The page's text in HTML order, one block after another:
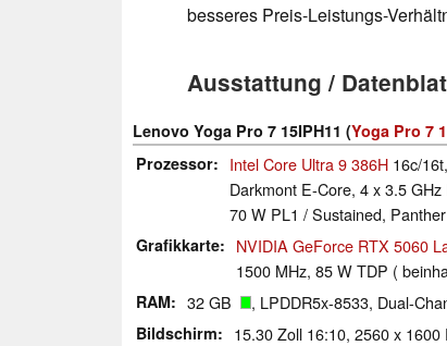
besseres Preis-Leistungs-
Ausstattung /
Lenovo Yoga Pro 7 15IPH11 (Yoga Pro 7
Prozessor
Intel Core Ultra 9 386H 16c/
Darkmont E-Core, 4 x 3.5
70 W PL1 / Sustained,
Grafikkarte NVIDIA GeForce RTX 5060
1500 MHz, 85 W TDP (
RAM 32 GB , LPDDR5x-8533, Dual-
Bildschirm
15.30 Zoll 16:10, 2560 x